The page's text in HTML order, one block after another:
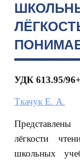
УДК 613.95/
Ткачук Е. А.
лёгкости
школьных